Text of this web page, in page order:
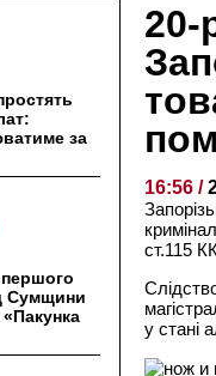
за
Сумщини
20-
16:56 /
ст.115
у стані